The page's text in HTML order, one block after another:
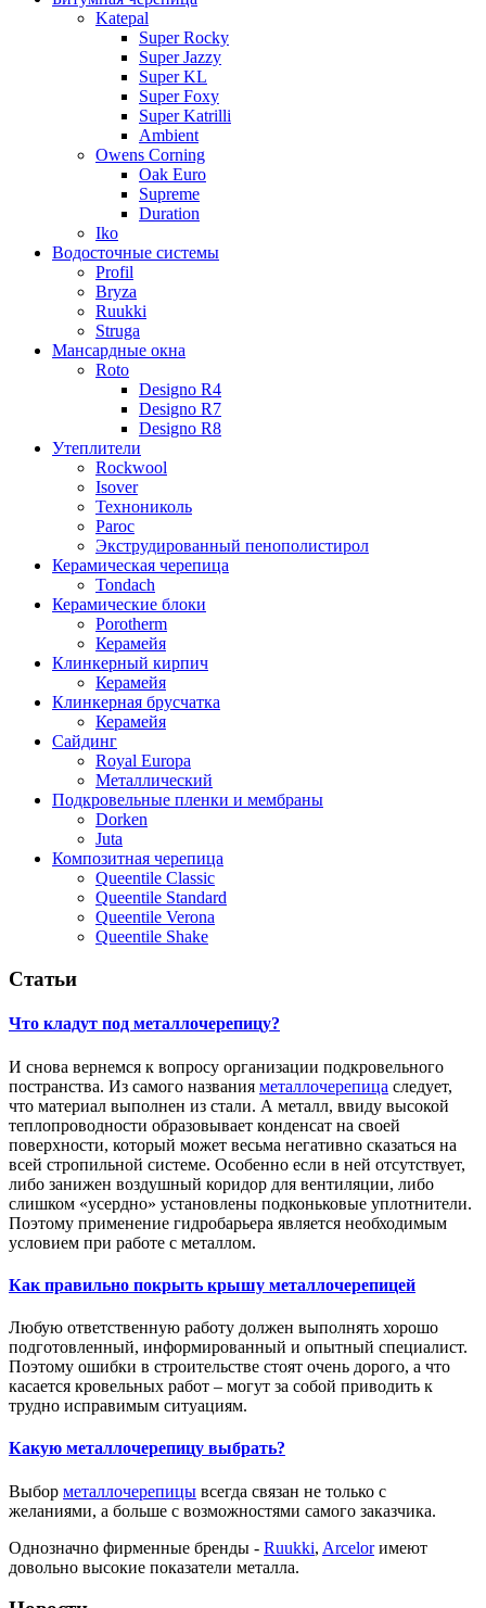
Katepal
Super Rocky
Super Jazzy
Super KL
Super Foxy
Super Katrilli
Ambient
Owens Corning
Oak Euro
Supreme
Duration
Iko
Водосточные системы
Profil
Bryza
Ruukki
Struga
Мансардные окна
Roto
Designo R4
Designo R7
Designo R8
Утеплители
Rockwool
Isover
Технониколь
Paroc
Экструдированный пенополистирол
Керамическая черепица
Tondach
Керамические блоки
Porotherm
Керамейя
Клинкерный кирпич
Керамейя
Клинкерная брусчатка
Керамейя
Сайдинг
Royal Europa
Металлический
Подкровельные пленки и мембраны
Dorken
Juta
Композитная черепица
Queentile Classic
Queentile Standard
Queentile Verona
Queentile Shake
Статьи
Что кладут под металлочерепицу?
И снова вернемся к вопросу организации подкровельного
постранства. Из самого названия металлочерепица следует,
что материал выполнен из стали. А металл, ввиду высокой
теплопроводности образовывает конденсат на своей
поверхности, который может весьма негативно сказаться на
всей стропильной системе. Особенно если в ней отсутствует,
либо занижен воздушный коридор для вентиляции, либо
слишком «усердно» установлены подконьковые уплотнители.
Поэтому применение гидробарьера является необходимым
условием при работе с металлом.
Как правильно покрыть крышу металлочерепицей
Любую ответственную работу должен выполнять хорошо
подготовленный, информированный и опытный специалист.
Поэтому ошибки в строительстве стоят очень дорого, а что
касается кровельных работ – могут за собой приводить к
трудно исправимым ситуациям.
Какую металлочерепицу выбрать?
Выбор металлочерепицы всегда связан не только с
желаниями, а больше с возможностями самого заказчика.
Однозначно фирменные бренды - Ruukki, Arcelorимеют
довольно высокие показатели металла.